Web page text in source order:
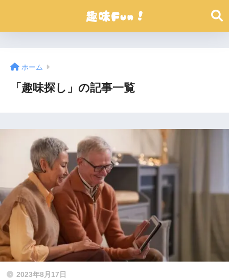
ホーム
「趣味探し」の記事一覧
2023年8月17日